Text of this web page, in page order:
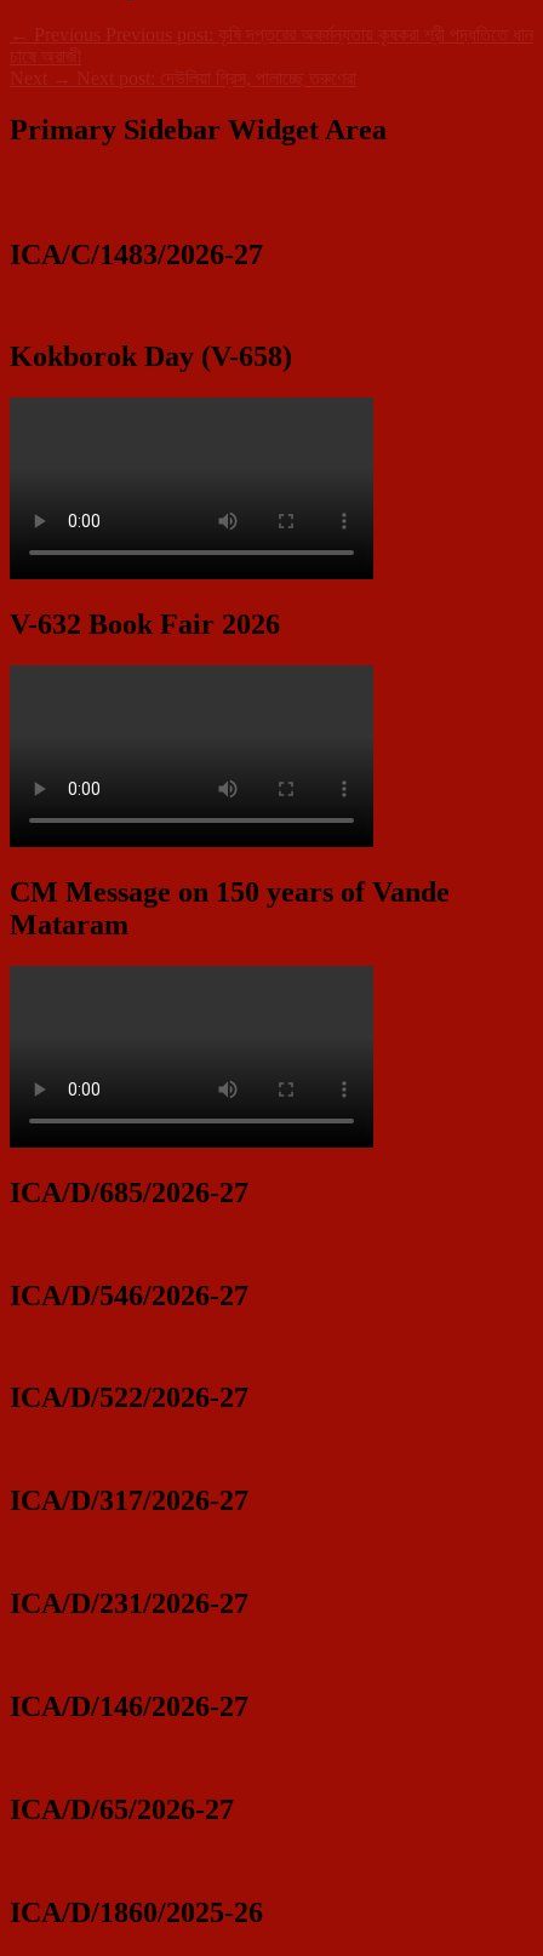
← Previous Previous post:
কৃষি দপ্তরের অকর্মন্যতায় কৃষকরা শ্রী পদ্ধতিতে ধান
চাষে অরাজী
Next → Next post: দেউলিয়া গ্রিস, পালাচ্ছে তরুণেরা
Primary Sidebar Widget Area
ICA/C/1483/2026-27
Kokborok Day (V-658)
V-632 Book Fair 2026
CM Message on 150 years of Vande
Mataram
ICA/D/685/2026-27
ICA/D/546/2026-27
ICA/D/522/2026-27
ICA/D/317/2026-27
ICA/D/231/2026-27
ICA/D/146/2026-27
ICA/D/65/2026-27
ICA/D/1860/2025-26